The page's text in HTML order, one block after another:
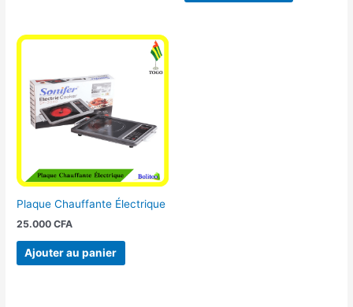
Plaque Chauffante Électrique
25.000CFA
Ajouter au panier